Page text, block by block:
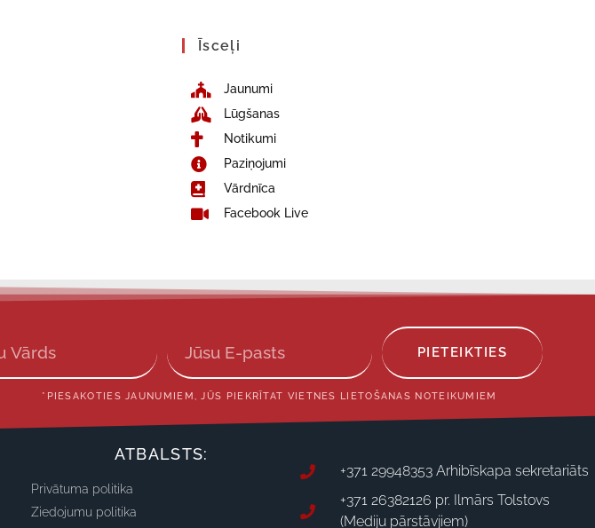
Īsceļi
Jaunumi
Lūgšanas
Notikumi
Paziņojumi
Vārdnīca
Facebook Live
PIETEIKTIES
*PIESAKOTIES JAUNUMIEM, JŪS PIEKRĪTAT VIETNES LIETOŠANAS NOTEIKUMIEM
ATBALSTS:
Privātuma politika
Ziedojumu politika
+371 29948353 Arhibīskapa sekretariāts
+371 26382126 pr. Ilmārs Tolstovs
(Mediju pārstāvjiem)